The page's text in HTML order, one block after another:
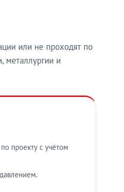
или не проходят по
металлургии и
проекту с учётом